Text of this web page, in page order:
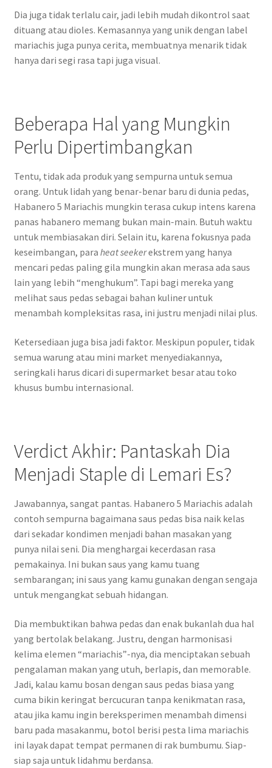
Dia juga tidak terlalu cair, jadi lebih mudah dikontrol saat
dituang atau dioles. Kemasannya yang unik dengan label
mariachis juga punya cerita, membuatnya menarik tidak
hanya dari segi rasa tapi juga visual.
Beberapa Hal yang Mungkin
Perlu Dipertimbangkan
Tentu, tidak ada produk yang sempurna untuk semua
orang. Untuk lidah yang benar-benar baru di dunia pedas,
Habanero 5 Mariachis mungkin terasa cukup intens karena
panas habanero memang bukan main-main. Butuh waktu
untuk membiasakan diri. Selain itu, karena fokusnya pada
keseimbangan, para heat seekerekstrem yang hanya
mencari pedas paling gila mungkin akan merasa ada saus
lain yang lebih “menghukum”. Tapi bagi mereka yang
melihat saus pedas sebagai bahan kuliner untuk
menambah kompleksitas rasa, ini justru menjadi nilai plus.
Ketersediaan juga bisa jadi faktor. Meskipun populer, tidak
semua warung atau mini market menyediakannya,
seringkali harus dicari di supermarket besar atau toko
khusus bumbu internasional.
Verdict Akhir: Pantaskah Dia
Menjadi Staple di Lemari Es?
Jawabannya, sangat pantas. Habanero 5 Mariachis adalah
contoh sempurna bagaimana saus pedas bisa naik kelas
dari sekadar kondimen menjadi bahan masakan yang
punya nilai seni. Dia menghargai kecerdasan rasa
pemakainya. Ini bukan saus yang kamu tuang
sembarangan; ini saus yang kamu gunakan dengan sengaja
untuk mengangkat sebuah hidangan.
Dia membuktikan bahwa pedas dan enak bukanlah dua hal
yang bertolak belakang. Justru, dengan harmonisasi
kelima elemen “mariachis”-nya, dia menciptakan sebuah
pengalaman makan yang utuh, berlapis, dan memorable.
Jadi, kalau kamu bosan dengan saus pedas biasa yang
cuma bikin keringat bercucuran tanpa kenikmatan rasa,
atau jika kamu ingin bereksperimen menambah dimensi
baru pada masakanmu, botol berisi pesta lima mariachis
ini layak dapat tempat permanen di rak bumbumu. Siap-
siap saja untuk lidahmu berdansa.